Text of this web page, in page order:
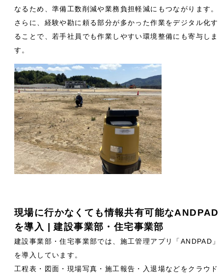
なるため、準備工数削減や業務負担軽減にもつながります。
さらに、経験や勘に頼る部分が多かった作業をデジタル化す
ることで、若手社員でも作業しやすい環境整備にも寄与しま
す。
現場に行かなくても情報共有可能なANDPAD
を導入 | 建設事業部・住宅事業部
建設事業部・住宅事業部では、施工管理アプリ「ANDPAD」
を導入しています。
工程表・図面・現場写真・施工報告・入退場などをクラウド